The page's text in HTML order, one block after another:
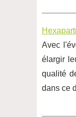
Avec
élargir
qualité
dans ce